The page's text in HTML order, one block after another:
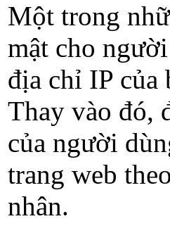
Một trong
mật cho
địa chỉ IP của
Thay vào đó,
của người
trang web
nhân.